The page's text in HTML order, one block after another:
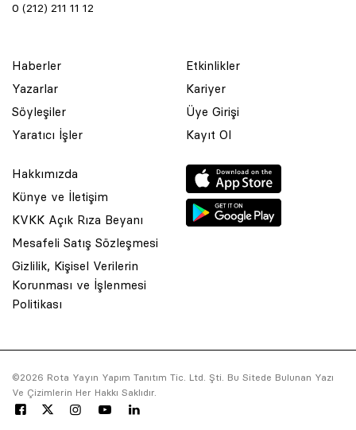
0 (212) 211 11 12
Haberler
Yazarlar
Söyleşiler
Yaratıcı İşler
Etkinlikler
Kariyer
Üye Girişi
Kayıt Ol
Hakkımızda
Künye ve İletişim
KVKK Açık Rıza Beyanı
Mesafeli Satış Sözleşmesi
Gizlilik, Kişisel Verilerin
Korunması ve İşlenmesi
Politikası
©2026 Rota Yayın Yapım Tanıtım Tic. Ltd. Şti. Bu Sitede Bulunan Yazı
Ve Çizimlerin Her Hakkı Saklıdır.
© 2001 Rota Yayın Yapım Tanıtım Tic. Ltd. Şti. Bu Sitede Bulunan
Asquared WordPress Agencytarafından tasarlanmış ve